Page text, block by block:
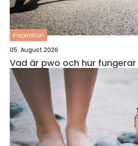
inspiration
05. August 2026
Vad är pwo och hur